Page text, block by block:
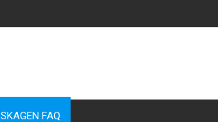
SKAGEN FAQ